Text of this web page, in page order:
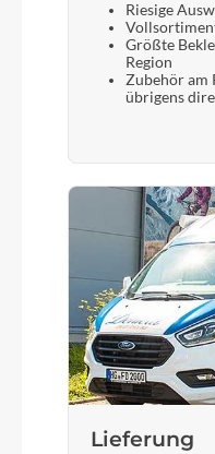
Riesige
Größte
Region
Zubehör am
übrigens
Lieferung